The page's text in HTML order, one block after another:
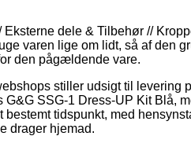
Eksterne dele & Tilbehør //
varen lige om lidt, så af den
den pågældende vare.
stiller udsigt til
G&G SSG-1 Dress-UP Kit Blå,
bestemt tidspunkt, med
drager hjemad.